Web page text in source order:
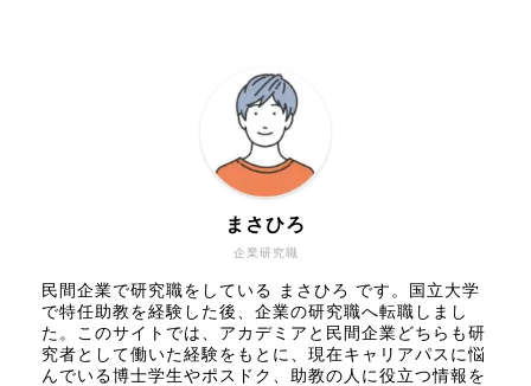
企業研究職
まさひろ
民間企業で研究職をしている まさひろ です。国立大学
で特任助教を経験した後、企業の研究職へ転職しまし
た。このサイトでは、アカデミアと民間企業どちらも研
究者として働いた経験をもとに、現在キャリアパスに悩
んでいる博士学生やポスドク、助教の人に役立つ情報を